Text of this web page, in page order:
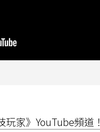
玩家》YouTube頻道！